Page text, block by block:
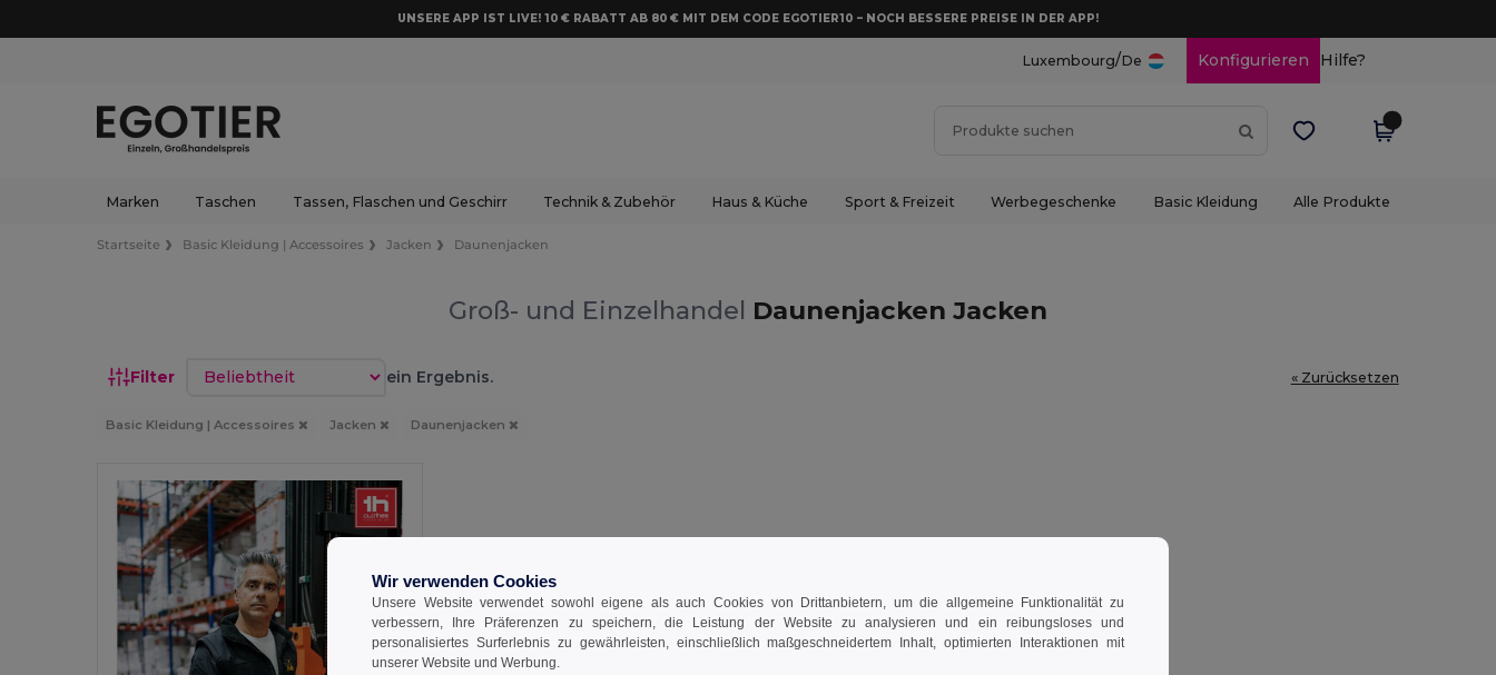
UNSERE APP IST LIVE! 10 € RABATT AB 80 € MIT DEM CODE EGOTIER10 – NOCH BESSERE PREISE IN DER APP!
Luxembourg/De Konfigurieren Hilfe?
Marken Taschen Tassen, Flaschen und Geschirr Technik & Zubehör Haus & Küche Sport & Freizeit Werbegeschenke Basic Kleidung Alle Produkte
Startseite Basic Kleidung | Accessoires Jacken Daunenjacken
Groß- und Einzelhandel Daunenjacken Jacken
Filter Sortieren nach ein Ergebnis. « Zurücksetzen
Basic Kleidung | Accessoires Jacken Daunenjacken
Wir verwenden Cookies
Unsere Website verwendet sowohl eigene als auch Cookies von Drittanbietern, um die allgemeine Funktionalität zu
verbessern, Ihre Präferenzen zu speichern, die Leistung der Website zu analysieren und ein reibungsloses und
personalisiertes Surferlebnis zu gewährleisten, einschließlich maßgeschneidertem Inhalt, optimierten Interaktionen mit
unserer Website und Werbung.